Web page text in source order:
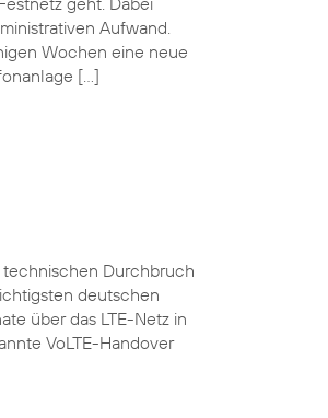
Aufwand.
Wochen eine neue
[…]
Durchbruch
deutschen
über das LTE-Netz in
VoLTE-Handover